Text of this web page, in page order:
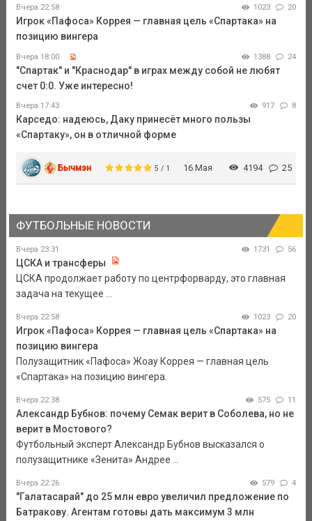
Вчера 22:58 1023 20
Игрок «Пафоса» Коррея — главная цель «Спартака» на
позицию вингера
Вчера 18:00 1388 24
"Спартак" и "Краснодар" в играх между собой не любят
счет 0:0. Уже интересно!
Вчера 17:43 917 8
Карседо: надеюсь, Даку принесёт много пользы
«Спартаку», он в отличной форме
Бычмэн 5 / 1 16 Мая 4194 25
ФУТБОЛЬНЫЕ НОВОСТИ
Вчера 23:31 1731 56
ЦСКА и трансферы
ЦСКА продолжает работу по центрфорварду, это главная
задача на текущее ...
Вчера 22:58 1023 20
Игрок «Пафоса» Коррея — главная цель «Спартака» на
позицию вингера
Полузащитник «Пафоса» Жоау Коррея — главная цель
«Спартака» на позицию вингера.
Вчера 22:38 575 11
Александр Бубнов: почему Семак верит в Соболева, но не
верит в Мостового?
Футбольный эксперт Александр Бубнов высказался о
полузащитнике «Зенита» Андрее ...
Вчера 22:26 579 4
"Галатасарай" до 25 млн евро увеличил предложение по
Батракову. Агентам готовы дать максимум 3 млн